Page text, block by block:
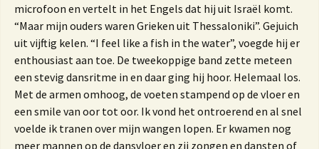
microfoon en vertelt in het Engels dat hij uit Israël komt.
“Maar mijn ouders waren Grieken uit Thessaloniki”. Gejuich
uit vijftig kelen. “I feel like a fish in the water”, voegde hij er
enthousiast aan toe. De tweekoppige band zette meteen
een stevig dansritme in en daar ging hij hoor. Helemaal los.
Met de armen omhoog, de voeten stampend op de vloer en
een smile van oor tot oor. Ik vond het ontroerend en al snel
voelde ik tranen over mijn wangen lopen. Er kwamen nog
meer mannen op de dansvloer en zij zongen en dansten of